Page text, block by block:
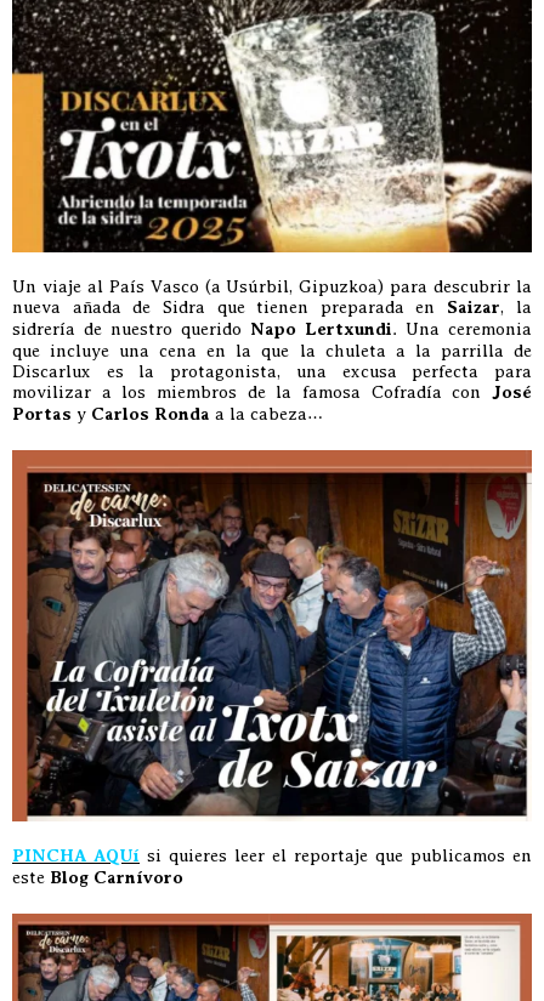
Un viaje al País Vasco (a Usúrbil, Gipuzkoa) para descubrir la
nueva añada de Sidra que tienen preparada en Saizar, la
sidrería de nuestro querido Napo Lertxundi. Una ceremonia
que incluye una cena en la que la chuleta a la parrilla de
Discarlux es la protagonista, una excusa perfecta para
movilizar a los miembros de la famosa Cofradía con José
Portas y Carlos Ronda a la cabeza…
PINCHA AQUí si quieres leer el reportaje que publicamos en
este Blog Carnívoro